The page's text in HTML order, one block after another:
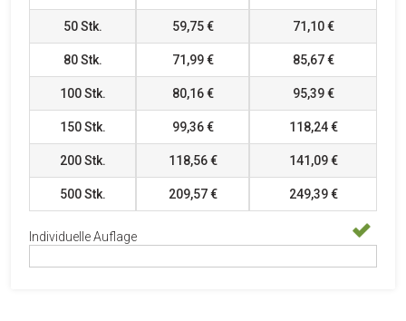
50Stk. 59,75 € 71,10 €
80Stk. 71,99 € 85,67 €
100Stk. 80,16 € 95,39 €
150Stk. 99,36 € 118,24 €
200Stk. 118,56 € 141,09 €
500Stk. 209,57 € 249,39 €
Individuelle Auflage